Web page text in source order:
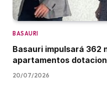
BASAURI
Basauri impulsará 362
apartamentos
20/07/2026